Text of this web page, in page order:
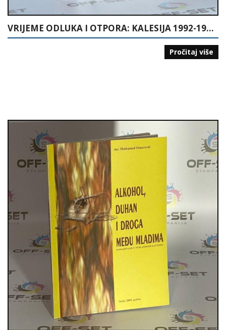
VRIJEME ODLUKA I OTPORA: KALESIJA 1992-1995.
Pročitaj više